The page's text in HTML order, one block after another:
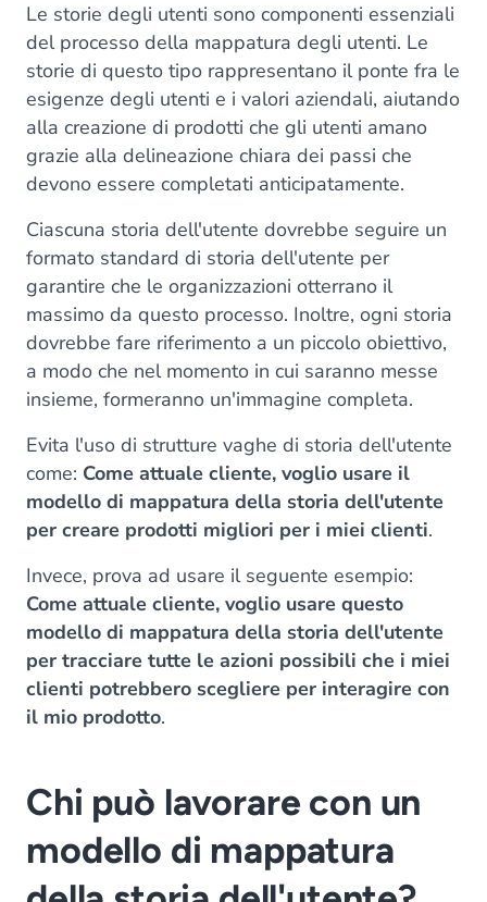
Le storie degli utenti sono componenti essenziali
del processo della mappatura degli utenti. Le
storie di questo tipo rappresentano il ponte fra le
esigenze degli utenti e i valori aziendali, aiutando
alla creazione di prodotti che gli utenti amano
grazie alla delineazione chiara dei passi che
devono essere completati anticipatamente.
Ciascuna storia dell'utente dovrebbe seguire un
formato standard di storia dell'utente per
garantire che le organizzazioni otterrano il
massimo da questo processo. Inoltre, ogni storia
dovrebbe fare riferimento a un piccolo obiettivo,
a modo che nel momento in cui saranno messe
insieme, formeranno un'immagine completa.
Evita l'uso di strutture vaghe di storia dell'utente
come: Come attuale cliente, voglio usare il
modello di mappatura della storia dell'utente
per creare prodotti migliori per i miei clienti.
Invece, prova ad usare il seguente esempio:
Come attuale cliente, voglio usare questo
modello di mappatura della storia dell'utente
per tracciare tutte le azioni possibili che i miei
clienti potrebbero scegliere per interagire con
il mio prodotto.
Chi può lavorare con un
modello di mappatura